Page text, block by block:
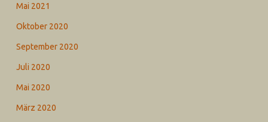
Mai 2021
Oktober 2020
September 2020
Juli 2020
Mai 2020
März 2020